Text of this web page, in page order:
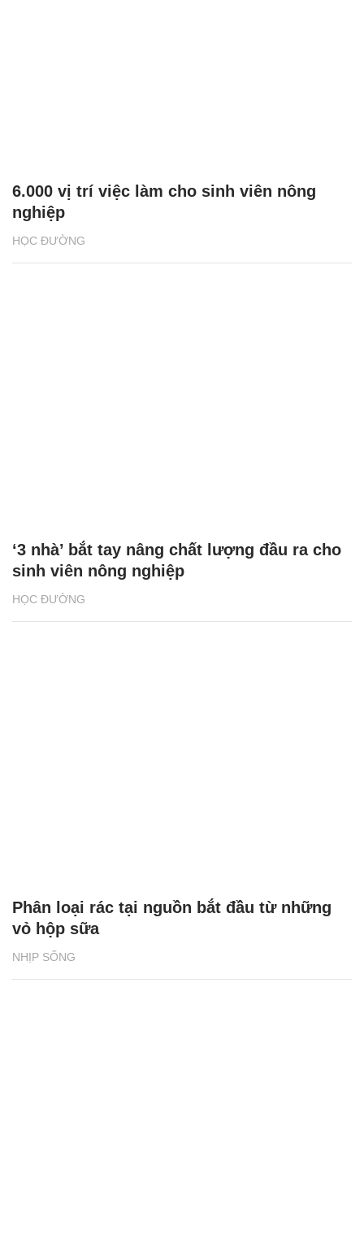
HỌC ĐƯỜNG
6.000 vị trí việc làm cho sinh viên nông
nghiệp
HỌC ĐƯỜNG
‘3 nhà’ bắt tay nâng chất lượng đầu ra cho
sinh viên nông nghiệp
NHỊP SỐNG
Phân loại rác tại nguồn bắt đầu từ những
vỏ hộp sữa